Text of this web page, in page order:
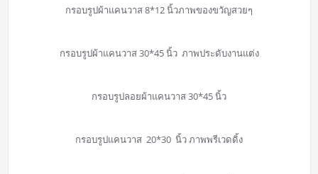
กรอบรูปผ้าแคนวาส 8*12 นิ้วภาพของขวัญสวยๆ
กรอบรูปผ้าแคนวาส 30*45 นิ้ว ภาพประดับงานแต่ง
กรอบรูปลอยผ้าแคนวาส 30*45 นิ้ว
กรอบรูปแคนวาส 20*30 นิ้ว ภาพพรีเวดดิ้ง